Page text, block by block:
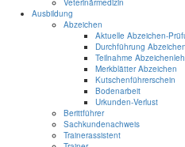
Veterinärmedizin
Ausbildung
Abzeichen
Aktuelle Abzeichen-
Durchführung
Teilnahme
Merkblätter Abzeichen
Kutschenführerschein
Bodenarbeit
Urkunden-Verlust
Berittführer
Sachkundenachweis
Trainerassistent